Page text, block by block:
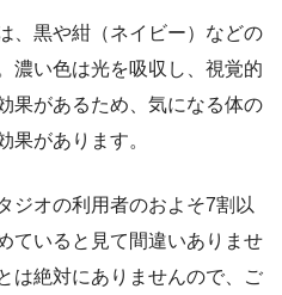
、黒や紺（ネイビー）などの
濃い色は光を吸収し、視覚的
果があるため、気になる体の
果があります。
ジオの利用者のおよそ7割以
ていると見て間違いありませ
は絶対にありませんので、ご